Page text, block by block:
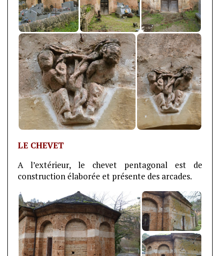
LE CHEVET
A l’extérieur, le chevet pentagonal est de
construction élaborée et présente des arcades.